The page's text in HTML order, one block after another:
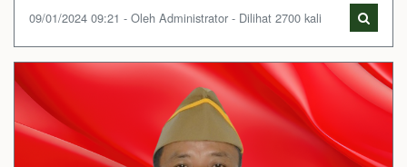
09/01/2024 09:21 - Oleh Administrator - Dilihat 2700 kali